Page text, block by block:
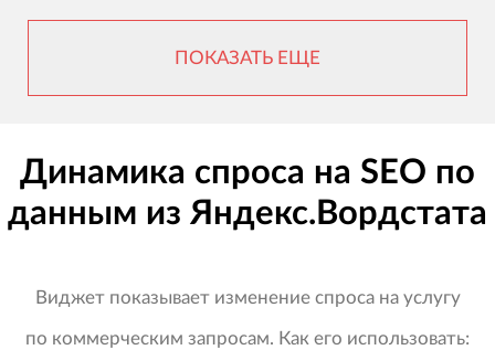
ПОКАЗАТЬ ЕЩЕ
Динамика спроса на SEO по
данным из Яндекс.Вордстата
Виджет показывает изменение спроса на услугу
по коммерческим запросам. Как его использовать: